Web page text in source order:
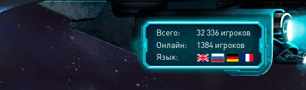
Всего:
32 336 игроков
Онлайн:
1384 игроков
Язык: